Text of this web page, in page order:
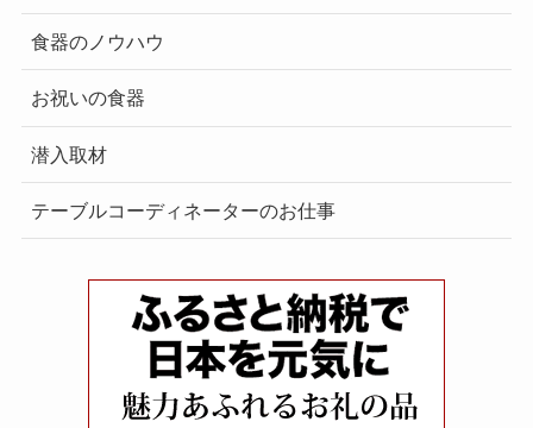
食器のノウハウ
お祝いの食器
潜入取材
テーブルコーディネーターのお仕事